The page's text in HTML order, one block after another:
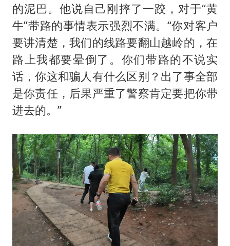
的泥巴。他说自己刚摔了一跤，对于“黄
牛”带路的事情表示强烈不满。“你对客户
要讲清楚，我们的线路要翻山越岭的，在
路上我都要晕倒了。你们带路的不说实
话，你这和骗人有什么区别？出了事全部
是你责任，后果严重了警察肯定要把你带
进去的。”